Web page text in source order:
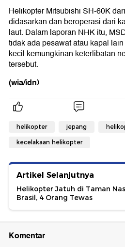
Helikopter Mitsubishi SH-60K
didasarkan dan beroperasi dari
laut. Dalam laporan NHK itu,
tidak ada pesawat atau kapal
kecil kemungkinan keterlibatan
tersebut.
(wia/idn)
helikopter jepang
kecelakaan helikopter
Artikel Selanjutnya
Helikopter Jatuh di Taman
Brasil, 4 Orang Tewas